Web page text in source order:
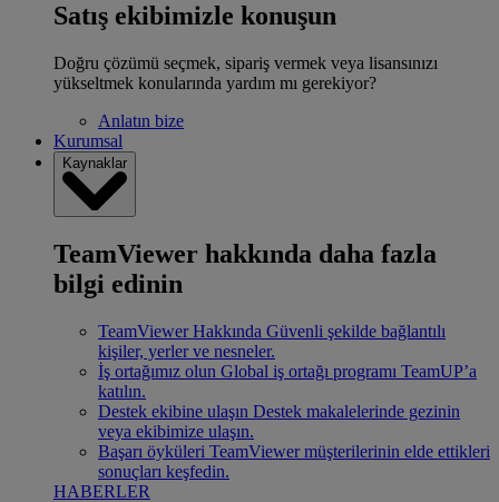
Satış ekibimizle konuşun
Doğru çözümü seçmek, sipariş vermek veya lisansınızı
yükseltmek konularında yardım mı gerekiyor?
Anlatın bize
Kurumsal
Kaynaklar
TeamViewer hakkında daha fazla
bilgi edinin
TeamViewer Hakkında Güvenli şekilde bağlantılı
kişiler, yerler ve nesneler.
İş ortağımız olun Global iş ortağı programı TeamUP’a
katılın.
Destek ekibine ulaşın Destek makalelerinde gezinin
veya ekibimize ulaşın.
Başarı öyküleri TeamViewer müşterilerinin elde ettikleri
sonuçları keşfedin.
HABERLER